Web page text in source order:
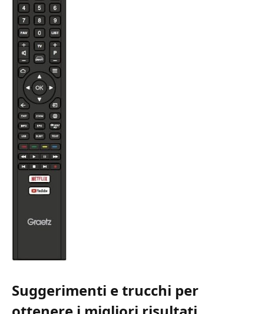
Suggerimenti e trucchi per